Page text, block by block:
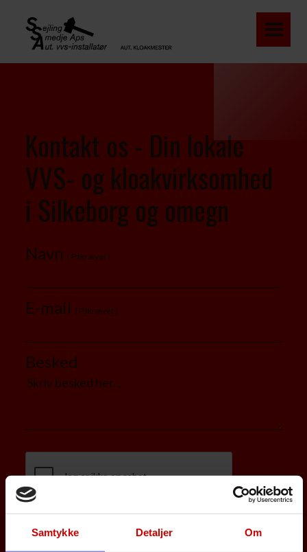
Samtykke Detaljer Om
Kontakt os - Din lokale
VVS- og kloakvirksomhed
i Silkeborg og omegn
Navn ( Påkrævet )
E-mail ( Påkrævet )
Besked